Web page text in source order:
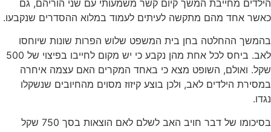
הילדים מחייבת המשך קיום קשר משמעותי עם שני הוריהם, גם
כאשר אחד מהם מתקשה לעיתים לעמוד במלוא ההסדרים שנקבעו.
בהמשך ההחלטה בחן בית המשפט שלוש הפרות שונות שיוחסו
לאב. ביחס לכל אחת מהן נקבע כי יש מקום לחייבו בפיצוי של 500
שקל. ואולם, השופט מצא כי באחד המקרים האם עצמה איחרה
במסירת הילדים לאב, ולכן בוצע קיזוז מסוים מהחיובים שנשקלו
נגדו.
בסיכומו של דבר חויב האב לשלם לאם הוצאות בסך 750 שקל